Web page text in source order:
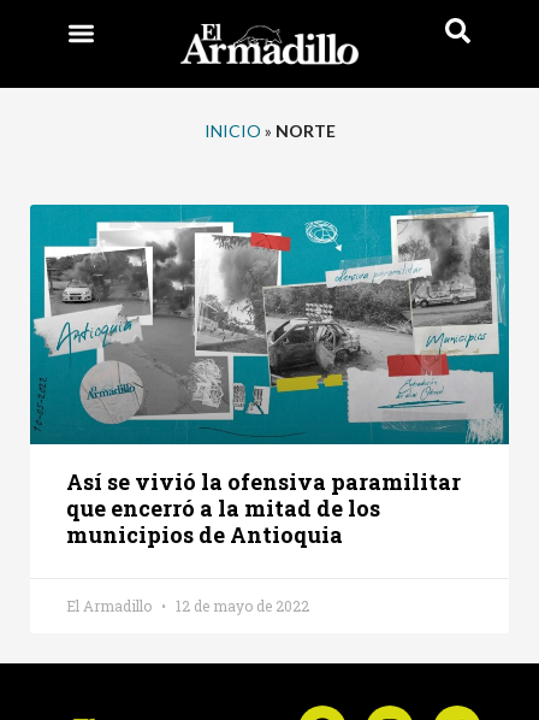
INICIO » NORTE
Así se vivió la ofensiva paramilitar
que encerró a la mitad de los
municipios de Antioquia
El Armadillo 12 de mayo de 2022